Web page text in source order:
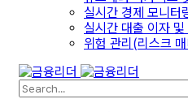
실시간 경제 모니터
실시간 대출 이자
위험 관리(리스크